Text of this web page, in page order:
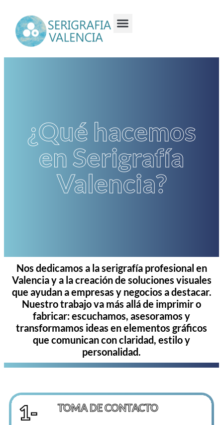
¿Qué hacemos
en Serigrafía
Valencia?
Nos dedicamos a la serigrafía profesional en
Valencia y a la creación de soluciones visuales
que ayudan a empresas y negocios a destacar.
Nuestro trabajo va más allá de imprimir o
fabricar: escuchamos, asesoramos y
transformamos ideas en elementos gráficos
que comunican con claridad, estilo y
personalidad.
1- TOMA DE CONTACTO